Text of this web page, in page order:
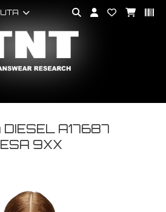
DIESEL A17687
9XX